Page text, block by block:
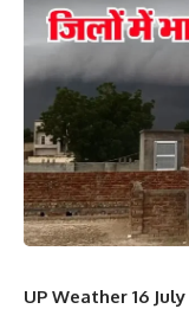
UP Weather 16